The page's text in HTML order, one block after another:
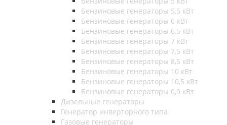
Бензиновые генераторы 5,5 кВт
Бензиновые генераторы 6 кВт
Бензиновые генераторы 6,5 кВт
Бензиновые генераторы 7 кВт
Бензиновые генераторы 7,5 кВт
Бензиновые генераторы 8,5 кВт
Бензиновые генераторы 10 кВт
Бензиновые генераторы 10,5 кВт
Бензиновые генераторы 0,9 кВт
Дизельные генераторы
Генератор инверторного типа
Газовые генераторы